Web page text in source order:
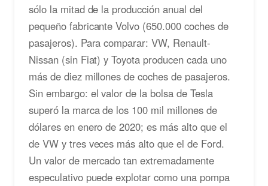
sólo la mitad de la producción anual del
pequeño fabricante Volvo (650.000 coches de
pasajeros). Para comparar: VW, Renault-
Nissan (sin Fiat) y Toyota producen cada uno
más de diez millones de coches de pasajeros.
Sin embargo: el valor de la bolsa de Tesla
superó la marca de los 100 mil millones de
dólares en enero de 2020; es más alto que el
de VW y tres veces más alto que el de Ford.
Un valor de mercado tan extremadamente
especulativo puede explotar como una pompa